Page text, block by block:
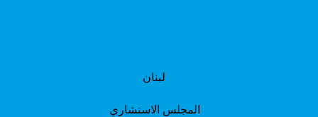
لبنان
المجلس الاستشاري